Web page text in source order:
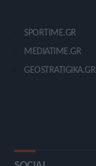
SPORTIME.GR
MEDIATIME.GR
GEOSTRATIGIKA.GR